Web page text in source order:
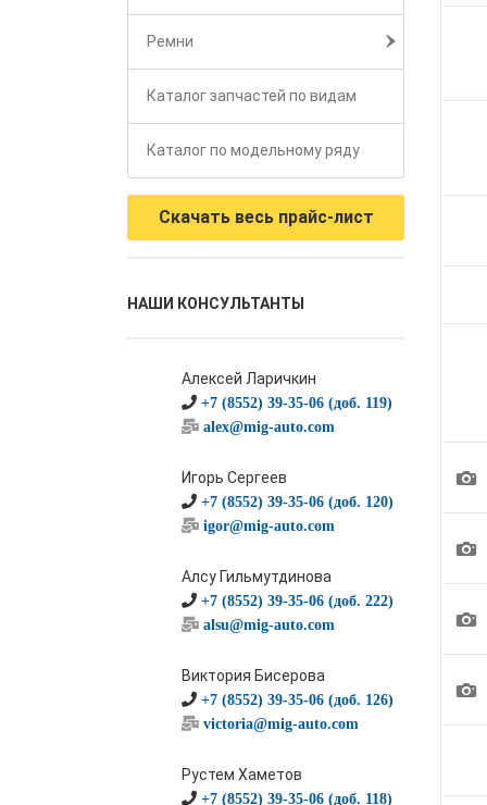
Ремни
Каталог запчастей по видам
Каталог по модельному ряду
Скачать весь прайс-лист
НАШИ КОНСУЛЬТАНТЫ
Алексей Ларичкин
+7 (8552) 39-35-06 (доб. 119)
alex@mig-auto.com
Игорь Сергеев
+7 (8552) 39-35-06 (доб. 120)
igor@mig-auto.com
Алсу Гильмутдинова
+7 (8552) 39-35-06 (доб. 222)
alsu@mig-auto.com
Виктория Бисерова
+7 (8552) 39-35-06 (доб. 126)
victoria@mig-auto.com
Рустем Хаметов
+7 (8552) 39-35-06 (доб. 118)
1
1
1
1